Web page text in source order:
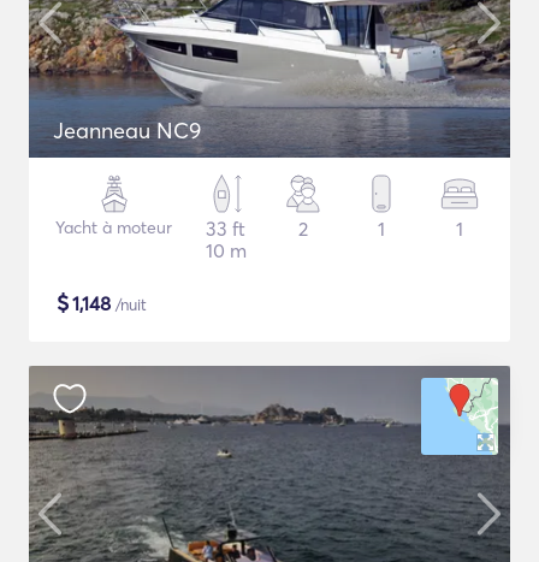
Jeanneau NC9
Yacht à moteur
33 ft
10 m
2 1 1
$1,148 /nuit